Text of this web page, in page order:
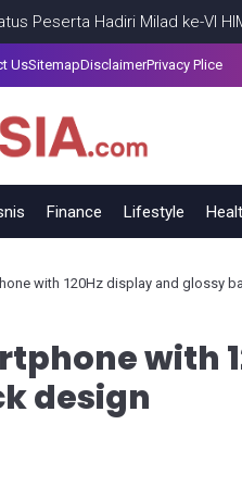
Hadiri Milad ke-VI HIMMAH
UsSitemapDisclaimerPrivacy Plice
Finance Lifestyle
with 120Hz display and glossy
with
design